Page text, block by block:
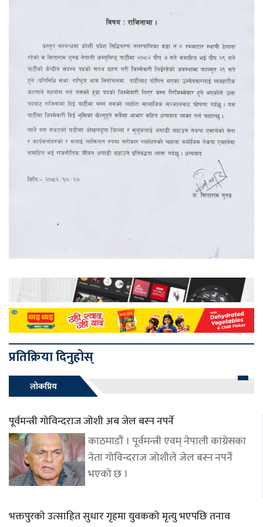
प्रतिक्रिया दिनुहोस्
लोकप्रिय
पूर्वमन्त्री गोविन्दराज जोशी अब जेल बस्न नपर्ने
काठमाडौं । पूर्वमन्त्री एवम् नेपाली कांग्रेसका
नेता गोविन्दराज जोशीले जेल बस्न नपर्ने
भएको छ ।
भक्तपुरको उत्साहित सुधार गृहमा युवकको मृत्यु भएपछि तनाव